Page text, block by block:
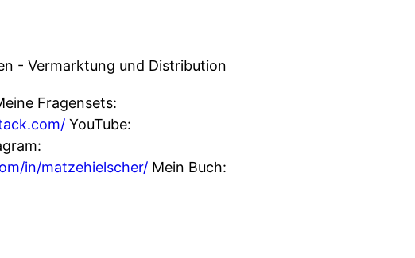
- Vermarktung und Distribution
Fragensets:
YouTube:
in/matzehielscher/ Mein Buch: